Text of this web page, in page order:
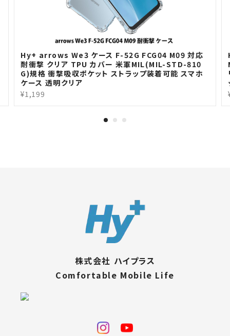
Hy+ arrows We3 ケース F-52G FCG04 M09 対応
耐衝撃 クリア TPU カバー 米軍MIL(MIL-STD-810
G)規格 衝撃吸収ポケット ストラップ装着可能 スマホ
ケース 透明クリア
¥1,199
株式会社 ハイプラス
Comfortable Mobile Life